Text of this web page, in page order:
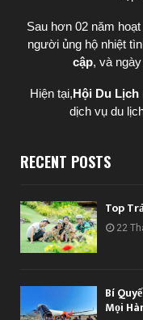
Sau hơn 02 năm
người ủng hộ nhiệt
cập, và
Hiện tại,Hội Du Lịch
dịch vụ du
RECENT POSTS
Top
22
Bí
Mọi